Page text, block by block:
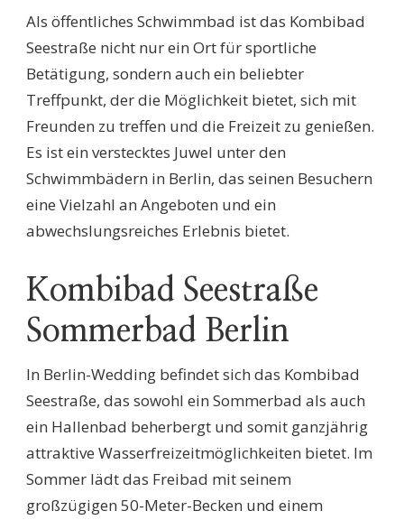
Als öffentliches Schwimmbad ist das Kombibad
Seestraße nicht nur ein Ort für sportliche
Betätigung, sondern auch ein beliebter
Treffpunkt, der die Möglichkeit bietet, sich mit
Freunden zu treffen und die Freizeit zu genießen.
Es ist ein verstecktes Juwel unter den
Schwimmbädern in Berlin, das seinen Besuchern
eine Vielzahl an Angeboten und ein
abwechslungsreiches Erlebnis bietet.
Kombibad Seestraße
Sommerbad Berlin
In Berlin-Wedding befindet sich das Kombibad
Seestraße, das sowohl ein Sommerbad als auch
ein Hallenbad beherbergt und somit ganzjährig
attraktive Wasserfreizeitmöglichkeiten bietet. Im
Sommer lädt das Freibad mit seinem
großzügigen 50-Meter-Becken und einem